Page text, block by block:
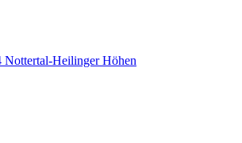
Nottertal-Heilinger Höhen